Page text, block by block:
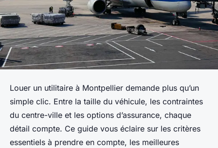
Louer un utilitaire à Montpellier demande plus qu’un
simple clic. Entre la taille du véhicule, les contraintes
du centre-ville et les options d’assurance, chaque
détail compte. Ce guide vous éclaire sur les critères
essentiels à prendre en compte, les meilleures